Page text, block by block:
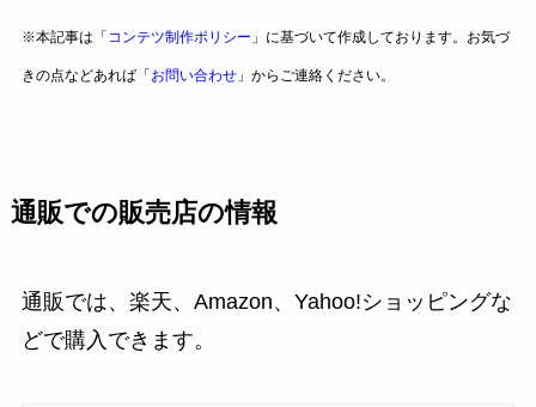
※本記事は「 コンテツ制作ポリシー 」に基づいて作成しております。お気づ
きの点などあれば「 お問い合わせ」からご連絡ください。
通販での販売店の情報
通販では、楽天、Amazon、Yahoo!ショッピングな
どで購入できます。